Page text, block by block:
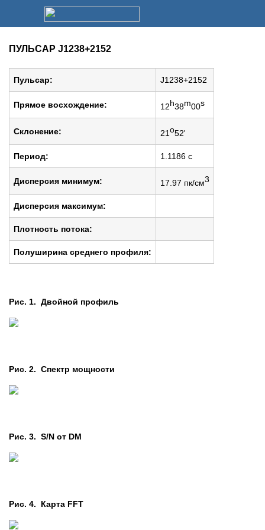
ПУЛЬСАР J1238+2152
Пульсар: J1238+2152
Прямое восхождение: 12h38m00s
Cклонение: 21o52'
Период: 1.1186 c
Дисперсия минимум: 17.97 пк/см3
Дисперсия максимум:
Плотность потока:
Полуширина среднего профиля:
Рис. 1. Двойной профиль
Рис. 2. Cпектр мощности
Рис. 3. S/N от DM
Рис. 4. Карта FFT